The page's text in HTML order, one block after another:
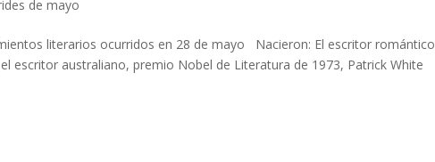
de mayo
literarios ocurridos en 28 de mayo Nacieron: El escritor romántico
escritor australiano, premio Nobel de Literatura de 1973, Patrick White